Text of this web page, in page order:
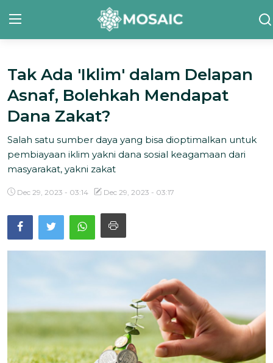
Contact
Tentang Kami
Team Kami
Galeri
Sorotan Berita
Tak Ada 'Iklim' dalam Delapan
Asnaf, Bolehkah Mendapat
Dana Zakat?
Salah satu sumber daya yang bisa dioptimalkan untuk
pembiayaan iklim yakni dana sosial keagamaan dari
masyarakat, yakni zakat
Dec 29, 2023 - 03:14 Dec 29, 2023 - 03:17